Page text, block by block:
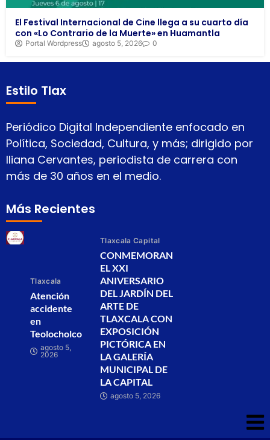
El Festival Internacional de Cine llega a su cuarto día
con «Lo Contrario de la Muerte» en Huamantla
Portal Wordpress agosto 5, 2026 0
Estilo Tlax
Periódico Digital Independiente enfocado en
Política, Sociedad, Cultura, y más; dirigido por
Iliana Cervantes, periodista de carrera con
más de 30 años en el medio.
Más Recientes
Tlaxcala
Atención
accidente
en
Teolocholco
agosto 5,
2026
Tlaxcala Capital
CONMEMORAN
EL XXI
ANIVERSARIO
DEL JARDÍN DEL
ARTE DE
TLAXCALA CON
EXPOSICIÓN
PICTÓRICA EN
LA GALERÍA
MUNICIPAL DE
LA CAPITAL
agosto 5, 2026